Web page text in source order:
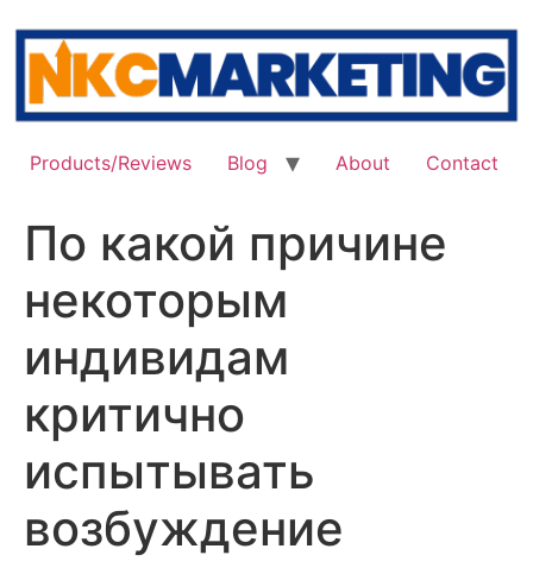
content
Products/Reviews Blog About Contact
По какой причине
некоторым
индивидам
критично
испытывать
возбуждение